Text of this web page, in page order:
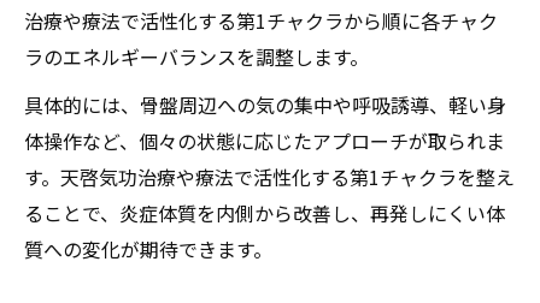
治療や療法で活性化する第1チャクラから順に各チャク
ラのエネルギーバランスを調整します。
具体的には、骨盤周辺への気の集中や呼吸誘導、軽い身
体操作など、個々の状態に応じたアプローチが取られま
す。天啓気功治療や療法で活性化する第1チャクラを整え
ることで、炎症体質を内側から改善し、再発しにくい体
質への変化が期待できます。